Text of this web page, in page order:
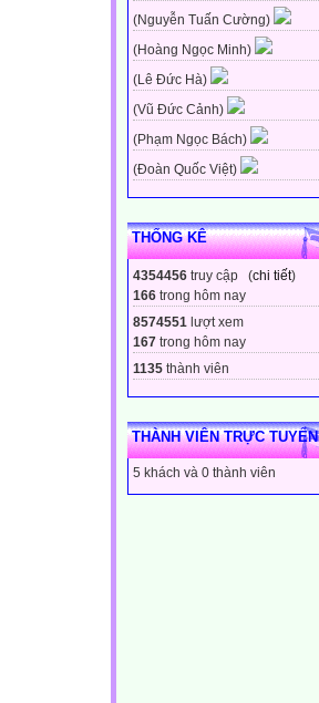
(Nguyễn Tuấn Cường)
(Hoàng Ngọc Minh)
(Lê Đức Hà)
(Vũ Đức Cảnh)
(Phạm Ngọc Bách)
(Đoàn Quốc Việt)
THỐNG KÊ
4354456 truy cập (chi tiết)
166 trong hôm nay
8574551 lượt xem
167 trong hôm nay
1135 thành viên
THÀNH VIÊN TRỰC TUYẾN
5 khách và 0 thành viên